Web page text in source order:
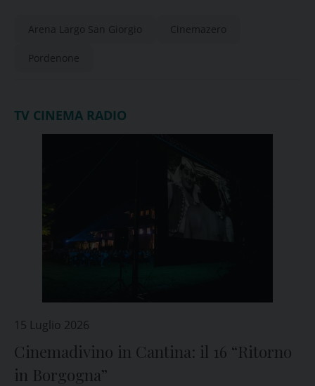
Arena Largo San Giorgio Cinemazero
Pordenone
TV CINEMA RADIO
15 Luglio 2026
Cinemadivino in Cantina: il 16 “Ritorno
in Borgogna”